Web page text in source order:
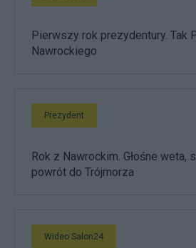
Pierwszy rok prezydentury. Tak
Nawrockiego
Prezydent
Rok z Nawrockim. Głośne weta,
powrót do Trójmorza
Wideo Salon24